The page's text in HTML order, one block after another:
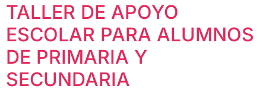
TALLER DE APOYO
ESCOLAR PARA ALUMNOS
DE PRIMARIA Y
SECUNDARIA